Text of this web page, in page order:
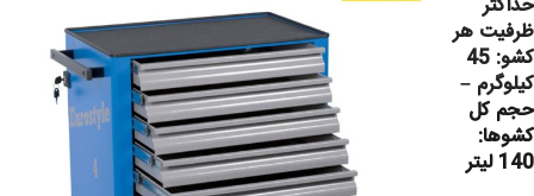
حداکثر
ظرفیت هر
کشو: 45
کیلوگرم –
حجم کل
کشوها:
140 لیتر